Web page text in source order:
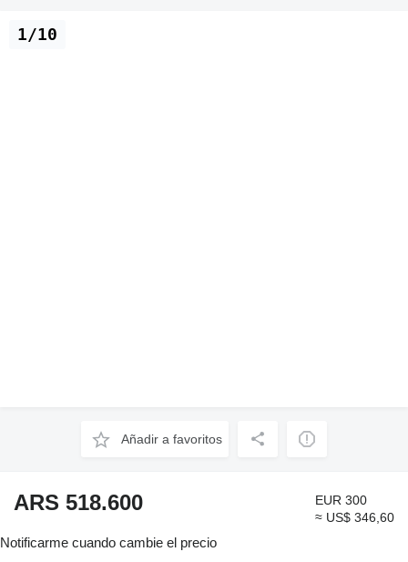
1/10
Añadir a favoritos
ARS 518.600
EUR 300
≈ US$ 346,60
Notificarme cuando cambie el precio